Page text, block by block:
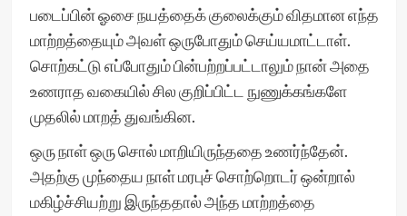
படைப்பின் ஓசை நயத்தைக் குலைக்கும் விதமான எந்த
மாற்றத்தையும் அவள் ஒருபோதும் செய்யமாட்டாள்.
சொற்கட்டு எப்போதும் பின்பற்றப்பட்டாலும் நான் அதை
உணராத வகையில் சில குறிப்பிட்ட நுணுக்கங்களே
முதலில் மாறத் துவங்கின.
ஒரு நாள் ஒரு சொல் மாறியிருந்ததை உணர்ந்தேன்.
அதற்கு முந்தைய நாள் மரபுச் சொற்றொடர் ஒன்றால்
மகிழ்ச்சியற்று இருந்ததால் அந்த மாற்றத்தை